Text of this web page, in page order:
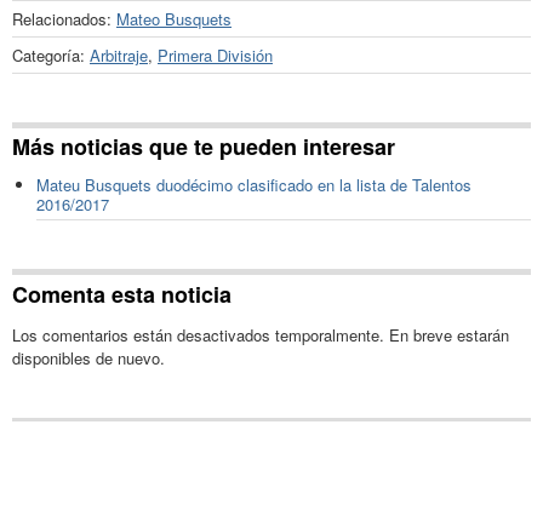
Relacionados: Mateo Busquets
Categoría: Arbitraje, Primera División
Más noticias que te pueden interesar
Mateu Busquets duodécimo clasificado en la lista de Talentos
2016/2017
Comenta esta noticia
Los comentarios están desactivados temporalmente. En breve estarán
disponibles de nuevo.